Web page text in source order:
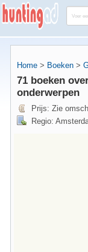
Home > Boeken >
71 boeken
onderwerpen
Prijs: Zie
Regio: